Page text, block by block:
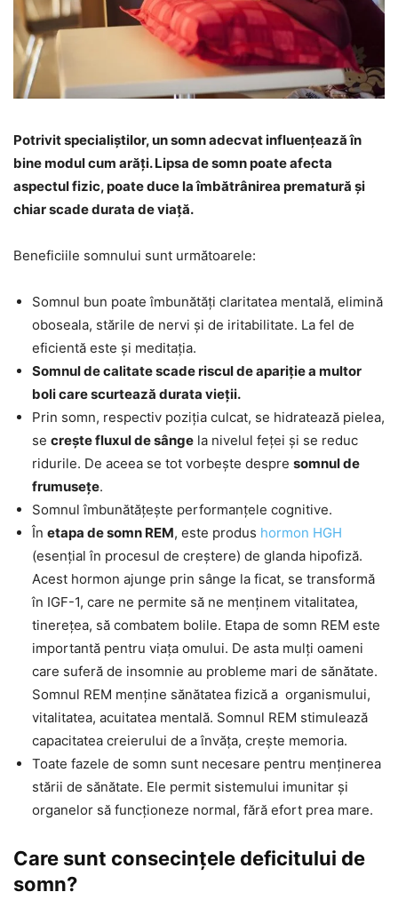
Potrivit specialiștilor, un somn adecvat influențează în
bine modul cum arăți. Lipsa de somn poate afecta
aspectul fizic, poate duce la îmbătrânirea prematură și
chiar scade durata de viață.
Beneficiile somnului sunt următoarele:
Somnul bun poate îmbunătăți claritatea mentală, elimină
oboseala, stările de nervi și de iritabilitate. La fel de
eficientă este și meditația.
Somnul de calitate scade riscul de apariție a multor
boli care scurtează durata vieții.
Prin somn, respectiv poziția culcat, se hidratează pielea,
se crește fluxul de sânge la nivelul feței și se reduc
ridurile. De aceea se tot vorbește despre somnul de
frumusețe.
Somnul îmbunătățește performanțele cognitive.
În etapa de somn REM, este produs hormon HGH
(esențial în procesul de creștere) de glanda hipofiză.
Acest hormon ajunge prin sânge la ficat, se transformă
în IGF-1, care ne permite să ne menținem vitalitatea,
tinerețea, să combatem bolile. Etapa de somn REM este
importantă pentru viața omului. De asta mulți oameni
care suferă de insomnie au probleme mari de sănătate.
Somnul REM menține sănătatea fizică a organismului,
vitalitatea, acuitatea mentală. Somnul REM stimulează
capacitatea creierului de a învăța, crește memoria.
Toate fazele de somn sunt necesare pentru menținerea
stării de sănătate. Ele permit sistemului imunitar și
organelor să funcționeze normal, fără efort prea mare.
Care sunt consecințele deficitului de
somn?